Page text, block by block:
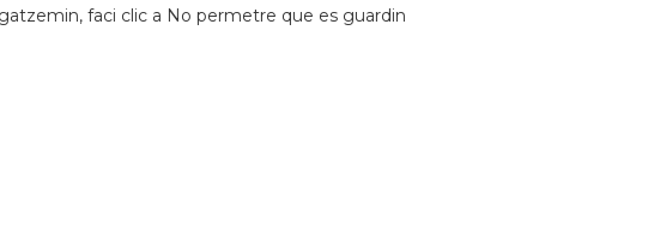
faci clic a No permetre que es guardin